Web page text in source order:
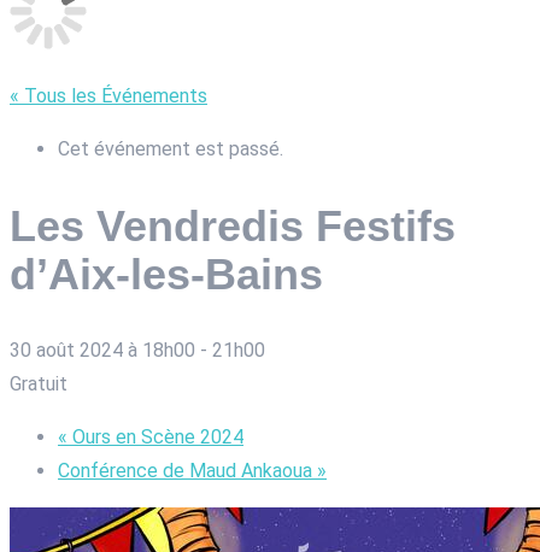
« Tous les Événements
Cet événement est passé.
Les Vendredis Festifs
d’Aix-les-Bains
30 août 2024 à 18h00 - 21h00
Gratuit
« Ours en Scène 2024
Conférence de Maud Ankaoua »